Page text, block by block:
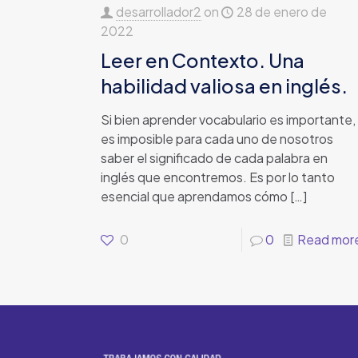
desarrollador2 on
28 de enero de
2022
Leer en Contexto. Una
habilidad valiosa en inglés.
Si bien aprender vocabulario es importante,
es imposible para cada uno de nosotros
saber el significado de cada palabra en
inglés que encontremos. Es por lo tanto
esencial que aprendamos cómo […]
0 0 Read